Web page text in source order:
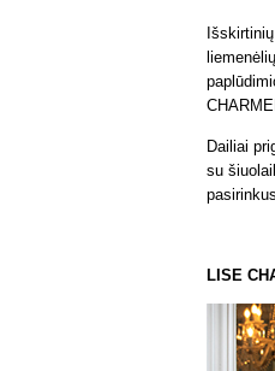
Dailiai
su
LISE